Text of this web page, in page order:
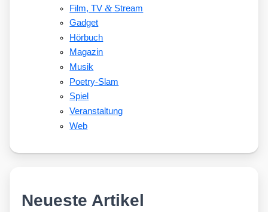
Film, TV&Stream
Gadget
Hörbuch
Magazin
Musik
Poetry-Slam
Spiel
Veranstaltung
Web
Neueste Artikel